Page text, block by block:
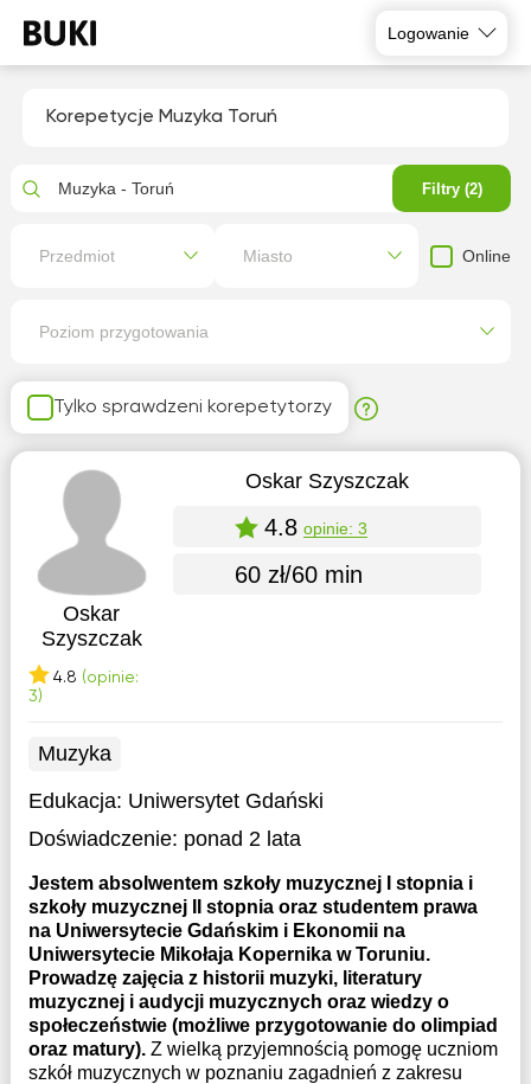
Logowanie
Korepetycje Muzyka Toruń
Tylko sprawdzeni korepetytorzy
Oskar
Szyszczak
4.8 (opinie:
3)
Oskar Szyszczak
4.8 opinie: 3
60 zł/60 min
Muzyka
Edukacja: Uniwersytet Gdański
Doświadczenie: ponad 2 lata
Jestem absolwentem szkoły muzycznej I stopnia i
szkoły muzycznej II stopnia oraz studentem prawa
na Uniwersytecie Gdańskim i Ekonomii na
Uniwersytecie Mikołaja Kopernika w Toruniu.
Prowadzę zajęcia z historii muzyki, literatury
muzycznej i audycji muzycznych oraz wiedzy o
społeczeństwie (możliwe przygotowanie do olimpiad
oraz matury). Z wielką przyjemnością pomogę uczniom
szkół muzycznych w poznaniu zagadnień z zakresu
Muzyka - Toruń Filtry (2)
Przedmiot Miasto Online
Poziom przygotowania